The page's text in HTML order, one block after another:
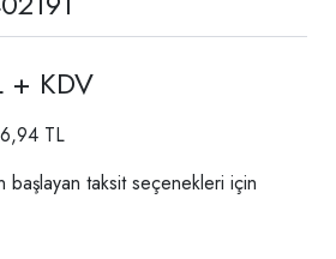
+ KDV
TL
başlayan taksit seçenekleri için